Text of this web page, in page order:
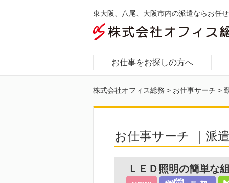
東大阪、八尾、大阪市内の派遣ならお任
お仕事をお探しの方へ
株式会社オフィス総務 > お仕事サーチ >
お仕事サーチ ｜派
ＬＥＤ照明の簡単な